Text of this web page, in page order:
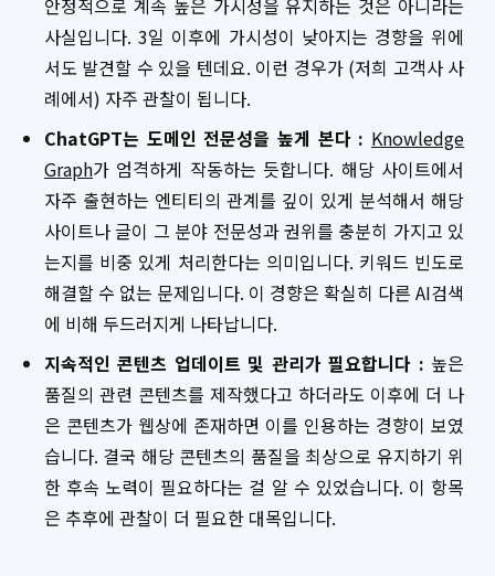
안정적으로 계속 높은 가시성을 유지하는 것은 아니라는
사실입니다. 3일 이후에 가시성이 낮아지는 경향을 위에
서도 발견할 수 있을 텐데요. 이런 경우가 (저희 고객사 사
례에서) 자주 관찰이 됩니다.
ChatGPT는 도메인 전문성을 높게 본다 : Knowledge
Graph가 엄격하게 작동하는 듯합니다. 해당 사이트에서
자주 출현하는 엔티티의 관계를 깊이 있게 분석해서 해당
사이트나 글이 그 분야 전문성과 권위를 충분히 가지고 있
는지를 비중 있게 처리한다는 의미입니다. 키워드 빈도로
해결할 수 없는 문제입니다. 이 경향은 확실히 다른 AI검색
에 비해 두드러지게 나타납니다.
지속적인 콘텐츠 업데이트 및 관리가 필요합니다 : 높은
품질의 관련 콘텐츠를 제작했다고 하더라도 이후에 더 나
은 콘텐츠가 웹상에 존재하면 이를 인용하는 경향이 보였
습니다. 결국 해당 콘텐츠의 품질을 최상으로 유지하기 위
한 후속 노력이 필요하다는 걸 알 수 있었습니다. 이 항목
은 추후에 관찰이 더 필요한 대목입니다.